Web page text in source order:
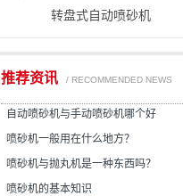
转盘式自动喷砂机
推荐资讯 / RECOMMENDED NEWS
自动喷砂机与手动喷砂机哪个好
喷砂机一般用在什么地方？
喷砂机与抛丸机是一种东西吗？
喷砂机的基本知识